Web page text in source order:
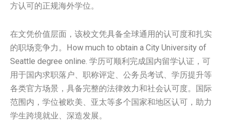
方认可的正规海外学位。
在文凭价值层面，该校文凭具备全球通用的认可度和扎实
的职场竞争力。How much to obtain a City University of
Seattle degree online. 学历可顺利完成国内留学认证，可
用于国内求职落户、职称评定、公务员考试、学历提升等
各类官方场景，具备完整的法律效力和社会认可度。国际
范围内，学位被欧美、亚太等多个国家和地区认可，助力
学生跨境就业、深造发展。